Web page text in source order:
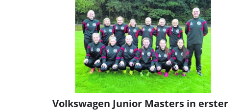
Volkswagen Junior Masters in erster